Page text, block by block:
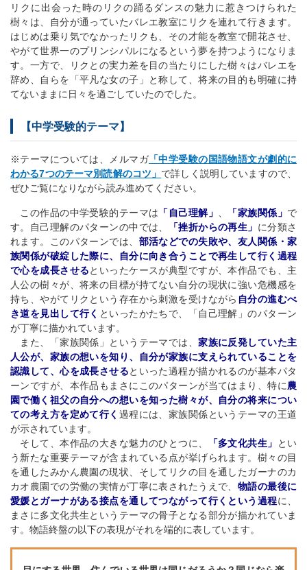
リクに出会った時のリクの踊るダンスの魅力に惹きつけられた
樹々は、自分が通っていたバレエ教室にリクを連れて行きます。
はじめは乗り気でなかったリクも、その才能を教室で開花させ、
やがて世界一のプリンシパルになるという夢を持つようになりま
す。一方で、リクとの実力差を目の当たりにした樹々はバレエを
辞め、自らを「平凡な女の子」と称して、将来の目的も明確に持
てないままに日々を過ごしていたのでした。
【中学受験的テーマ】
※テーマについては、メルマガ「中学受験の国語物語文が劇的に
わかる7つのテーマ別読解のコツ」 で詳しく説明していますので、
ぜひご覧になりながら読み進めてください。
この作品の中学受験的テーマは 「自己理解」 「家族関係」 で
す。自己理解のパターンの中では、
「挫折からの再生」 に分類さ
れます。このパターンでは、 部活などでの失敗や、友人関係・家
族関係が破綻した際に、自分に向き合うことで再生して行く過程
で心を成長させるといったケースが典型ですが、本作品でも、主
人公の樹々が、将来の目標が持てない自分の現状に強い危機感を
持ち、やがてリクという存在から刺激を受けながら 自分の進むべ
き道を見出して行く といったかたちで、「自己理解」のパターン
が丁寧に描かれています。
また、「家族関係」というテーマでは、家族に反発していた主
人公が、家族の想いを知り、自分が家族に支えられていることを
認識して、心を成長させるといった過程が描かれるのが基本パタ
ーンですが、本作品もまさにこのパターンが当てはまり、特に農
園で働く祖父の自分への想いを知った樹々が、自分の将来につい
ての考え方を定めて行く 過程には、家族関係というテーマの王道
が示されています。
そして、本作品の大きな魅力のひとつに、
「多文化共生」
とい
う新たな重要テーマが含まれている点が挙げられます。樹々の目
を通したみかん農園の現状、そしてリクの目を通したガーナのカ
カオ農園での労働の実情が丁寧に表されたうえで、 物語の最後に
愛媛とガーナがある接点を通してつながって行くという過程に、
まさに多文化共生というテーマの骨子となる部分が描かれていま
す。物語終盤の以下の表現がそれを端的に表しています。